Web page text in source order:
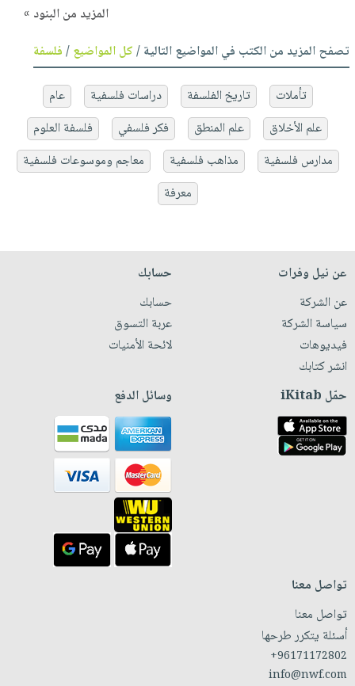
المزيد من البنود »
تصفح المزيد من الكتب في المواضيع التالية /كل المواضيع/فلسفة
تأملات تاريخ الفلسفة دراسات فلسفية
عام
علم الأخلاق
علم المنطق فكر فلسفي
فلسفة العلوم
مدارس فلسفية
مذاهب فلسفية
معاجم وموسوعات فلسفية
معرفة
عن نيل وفرات
عن الشركة
سياسة الشركة
فيديوهات
انشر كتابك
حسابك
حسابك
عربة التسوق
لائحة الأمنيات
حمّل iKitab وسائل الدفع
تواصل معنا
تواصل معنا
أسئلة يتكرر طرحها
+96171172802
info@nwf.com